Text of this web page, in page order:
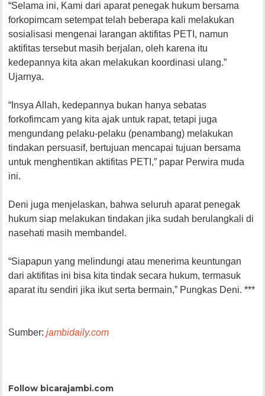
“Selama ini, Kami dari aparat penegak hukum bersama
forkopimcam setempat telah beberapa kali melakukan
sosialisasi mengenai larangan aktifitas PETI, namun
aktifitas tersebut masih berjalan, oleh karena itu
kedepannya kita akan melakukan koordinasi ulang.”
Ujarnya.
“Insya Allah, kedepannya bukan hanya sebatas
forkofimcam yang kita ajak untuk rapat, tetapi juga
mengundang pelaku-pelaku (penambang) melakukan
tindakan persuasif, bertujuan mencapai tujuan bersama
untuk menghentikan aktifitas PETI,” papar Perwira muda
ini.
Deni juga menjelaskan, bahwa seluruh aparat penegak
hukum siap melakukan tindakan jika sudah berulangkali di
nasehati masih membandel.
“Siapapun yang melindungi atau menerima keuntungan
dari aktifitas ini bisa kita tindak secara hukum, termasuk
aparat itu sendiri jika ikut serta bermain,” Pungkas Deni. ***
Sumber:jambidaily.com
Follow bicarajambi.com